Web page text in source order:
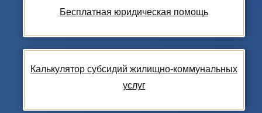
Бесплатная юридическая помощь
Калькулятор субсидий жилищно-коммунальных
услуг